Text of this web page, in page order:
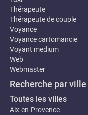
Thérapeute
Thérapeute de couple
Voyance
Voyance cartomancie
Voyant medium
Web
Webmaster
Recherche par ville
Toutes les villes
Aix-en-Provence